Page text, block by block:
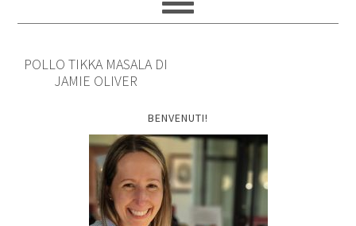
POLLO TIKKA MASALA DI
JAMIE OLIVER
BENVENUTI!